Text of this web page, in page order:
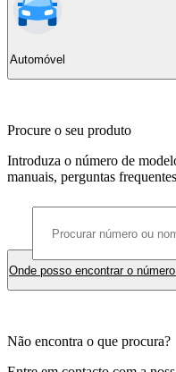
Automóvel
Procure o seu produto
Introduza o número de
manuais, perguntas
Onde posso encontrar o
Não encontra o que procura?